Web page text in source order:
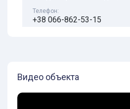
Телефон:
+38 066-862-53-15
Видео объекта